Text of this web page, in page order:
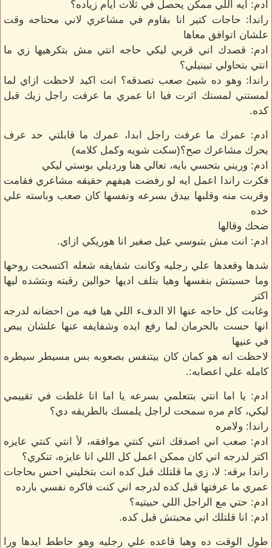
ادم: ايه اللي ممكن يحصل في ثلاث ايام زياده؟
راندا: حاجات كتير انا بقاوم في مشاعري لاني محتاجه وقت
علشان اتوافق معاها
ادم: قصدك اني قربي ليكي حاجه انتي مش بتكرهيها زي ما
انتي بتحاولي تبينيلي؟
راندا: وهو ده شيئ صعب تصدقه؟ انت اكيد لاحظت ازاي لما
لمستني لمستك اثرت فيا انا عمري ما عرفت راجل زيك قبل
كده.
ادم: عمرك ما عرفت راجل ابدا، عمرك ما قابلتي حد عرف
يحرك مشاعرك صح؟(سكت شويه وكمل كلامه)
ادم: وريني بتحسي بايه، تعالي هنا ورديلي بوستي ليكي
فكرت راندا اعمل ايه لو رفضت هيفهم حقيقه مشاعري فقامت
وقربت منه وقلبها بيدق بسرعه ونفسها كان صعب وباسته علي
خده
ضحك وقالها
ادم: انت مش بتبوسي عيل صغير انا هوريكي ازاي.
شدها وقعدها علي رجليه وكانت شفايفه شعله اكتسحت روحها
وما حسيتش بنفسها وهيا بتلف اديها حوالين رقبته وبتشده ليها
اكتر
وغابت كل حاجه عنها الا الدفء اللي هيا فيه من احضانه لدرجه
انها حست بالحرمان لما رفع ايده وشفايفه عنها علشان يبص
في عنيها
لاحظت انه هو كمان كان بيتنفس بصعوبه بس مسيطر سيطره
كامله علي اعصابه:.
ادم: يا اما انتي بتتعلمي بسرعه يا اما انا غلطت في تقييمي
ليكي، كام مره سمحت لراجل يلمسك بالطريقه دي؟
راندا: ولامره
ادم: صعب اني اصدقك انتي كنتي موافقه، لأ انتي كنتي عايزه
اكتر لدرجه اني كان ممكن اعمل كل اللي انا عايزه، تنكري؟
راندا برقه: لا، زي ما قلتلك قبل كده انت بتخليني احس بحاجات
عمري ما عرفتها قبل كده لدرجه اني كنت فاكره نفسي بارده
ادم: حتي مع الراجل اللي حبيتيه؟
ادم: انا قلتلك اني محبتش قبل كده.
طول الوقت ده وهيا قاعده علي رجليه وهو حاطط ايدها ورا